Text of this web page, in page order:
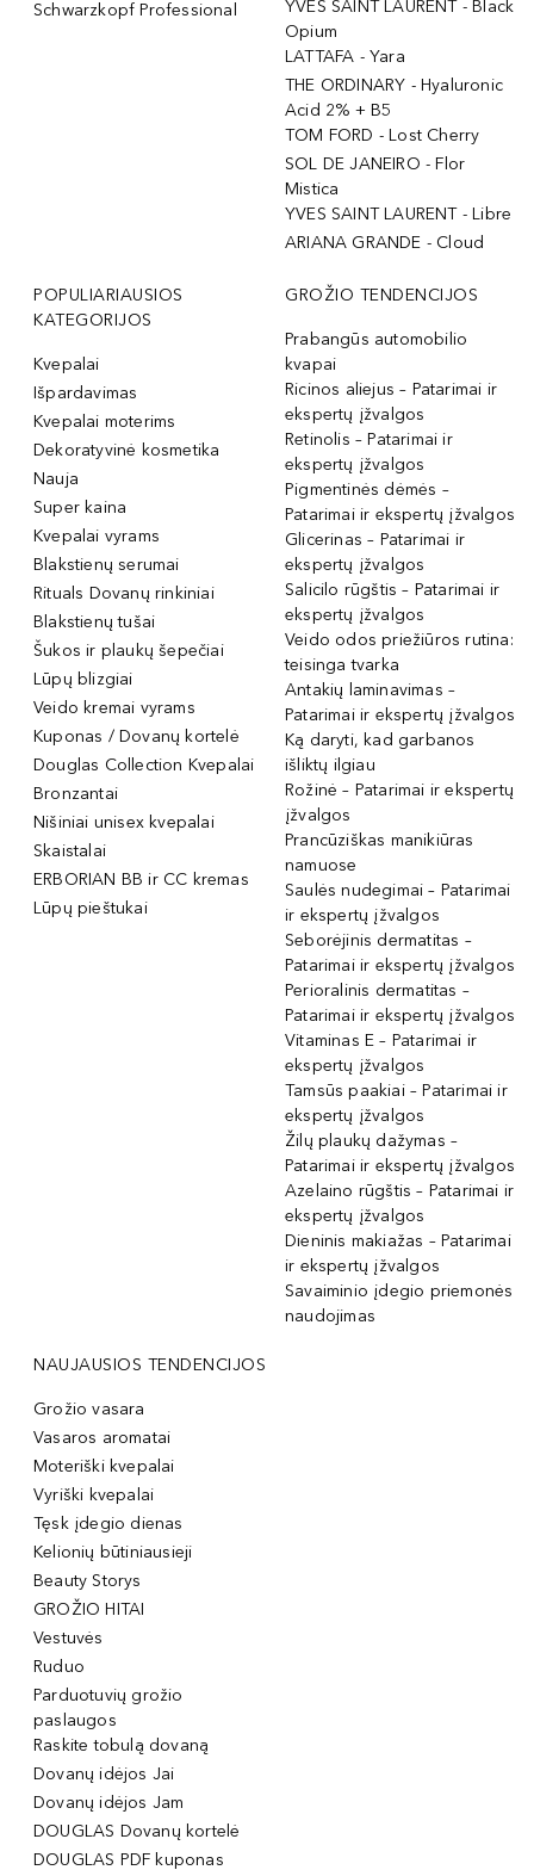
Schwarzkopf Professional
YVES SAINT LAURENT - Black
Opium
LATTAFA - Yara
THE ORDINARY - Hyaluronic
Acid 2% + B5
TOM FORD - Lost Cherry
SOL DE JANEIRO - Flor
Mistica
YVES SAINT LAURENT - Libre
ARIANA GRANDE - Cloud
POPULIARIAUSIOS
KATEGORIJOS
Kvepalai
Išpardavimas
Kvepalai moterims
Dekoratyvinė kosmetika
Nauja
Super kaina
Kvepalai vyrams
Blakstienų serumai
Rituals Dovanų rinkiniai
Blakstienų tušai
Šukos ir plaukų šepečiai
Lūpų blizgiai
Veido kremai vyrams
Kuponas / Dovanų kortelė
Douglas Collection Kvepalai
Bronzantai
Nišiniai unisex kvepalai
Skaistalai
ERBORIAN BB ir CC kremas
Lūpų pieštukai
GROŽIO TENDENCIJOS
Prabangūs automobilio
kvapai
Ricinos aliejus – Patarimai ir
ekspertų įžvalgos
Retinolis – Patarimai ir
ekspertų įžvalgos
Pigmentinės dėmės –
Patarimai ir ekspertų įžvalgos
Glicerinas – Patarimai ir
ekspertų įžvalgos
Salicilo rūgštis – Patarimai ir
ekspertų įžvalgos
Veido odos priežiūros rutina:
teisinga tvarka
Antakių laminavimas –
Patarimai ir ekspertų įžvalgos
Ką daryti, kad garbanos
išliktų ilgiau
Rožinė – Patarimai ir ekspertų
įžvalgos
Prancūziškas manikiūras
namuose
Saulės nudegimai – Patarimai
ir ekspertų įžvalgos
Seborėjinis dermatitas –
Patarimai ir ekspertų įžvalgos
Perioralinis dermatitas –
Patarimai ir ekspertų įžvalgos
Vitaminas E – Patarimai ir
ekspertų įžvalgos
Tamsūs paakiai – Patarimai ir
ekspertų įžvalgos
Žilų plaukų dažymas –
Patarimai ir ekspertų įžvalgos
Azelaino rūgštis – Patarimai ir
ekspertų įžvalgos
Dieninis makiažas – Patarimai
ir ekspertų įžvalgos
Savaiminio įdegio priemonės
naudojimas
NAUJAUSIOS TENDENCIJOS
Grožio vasara
Vasaros aromatai
Moteriški kvepalai
Vyriški kvepalai
Tęsk įdegio dienas
Kelionių būtiniausieji
Beauty Storys
GROŽIO HITAI
Vestuvės
Ruduo
Parduotuvių grožio
paslaugos
Raskite tobulą dovaną
Dovanų idėjos Jai
Dovanų idėjos Jam
DOUGLAS Dovanų kortelė
DOUGLAS PDF kuponas